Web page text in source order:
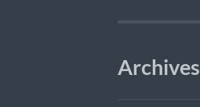
Archives